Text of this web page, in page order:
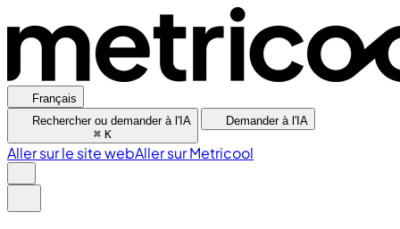
Français
Rechercher ou demander à l'IA
⌘ K
Demander à l'IA
Aller sur le site webAller sur Metricool